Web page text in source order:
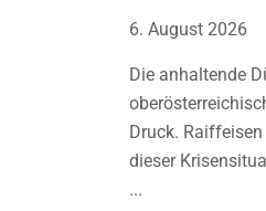
6. August 2026
Die anhaltende
Druck.
dieser